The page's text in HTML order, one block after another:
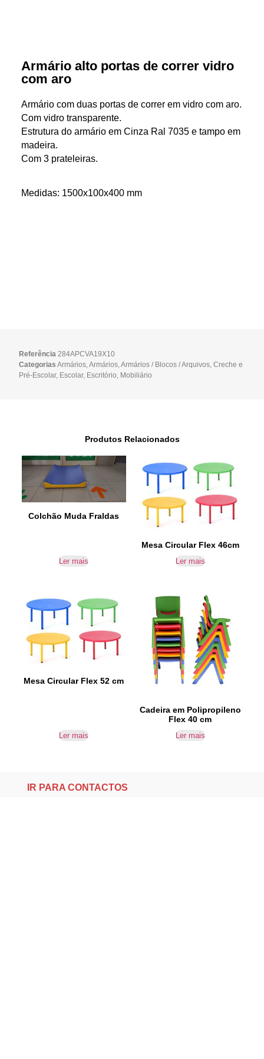
Armário alto portas de correr vidro
com aro
Armário com duas portas de correr em vidro com aro.
Com vidro transparente.
Estrutura do armário em Cinza Ral 7035 e tampo em
madeira.
Com 3 prateleiras.
Medidas: 1500x100x400 mm
Referência284APCVA19X10
Categorias Armários,Armários,Armários / Blocos / Arquivos,Creche e
Pré-Escolar, Escolar, Escritório, Mobiliário
Produtos Relacionados
Colchão Muda Fraldas
Ler mais
Mesa Circular Flex 46cm
Ler mais
Mesa Circular Flex 52 cm
Ler mais
Cadeira em Polipropileno
Flex 40 cm
Ler mais
IR PARA CONTACTOS